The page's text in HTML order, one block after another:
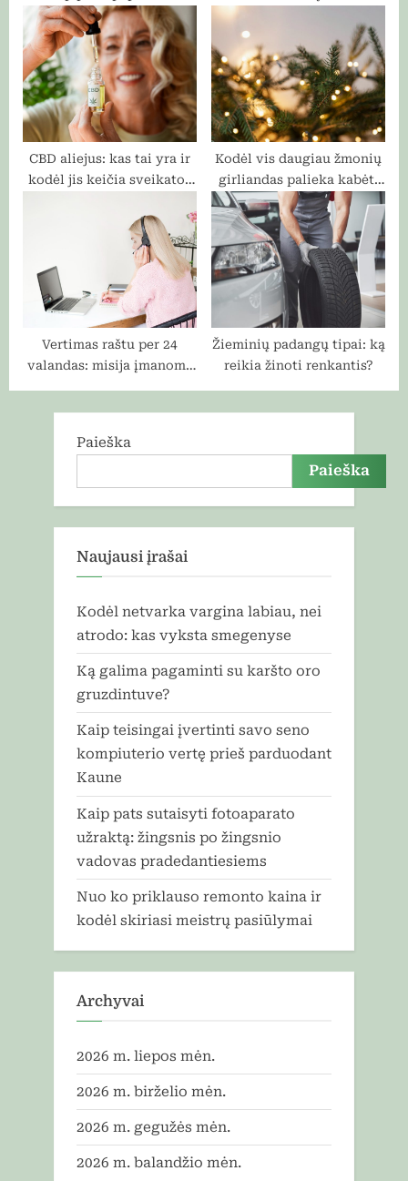
žingsnius užtikrinti
sėkmę?
CBD aliejus: kas tai yra ir
kodėl jis keičia sveikatos
Kodėl vis daugiau žmonių
girliandas palieka kabėti
ištisus metus
Vertimas raštu per 24
valandas: misija įmanoma
Žieminių padangų tipai: ką
reikia žinoti renkantis?
Paieška
Paieška
Naujausi įrašai
Kodėl netvarka vargina labiau, nei
atrodo: kas vyksta smegenyse
Ką galima pagaminti su karšto oro
gruzdintuve?
Kaip teisingai įvertinti savo seno
kompiuterio vertę prieš parduodant
Kaune
Kaip pats sutaisyti fotoaparato
užraktą: žingsnis po žingsnio
vadovas pradedantiesiems
Nuo ko priklauso remonto kaina ir
kodėl skiriasi meistrų pasiūlymai
Archyvai
2026 m. liepos mėn.
2026 m. birželio mėn.
2026 m. gegužės mėn.
2026 m. balandžio mėn.